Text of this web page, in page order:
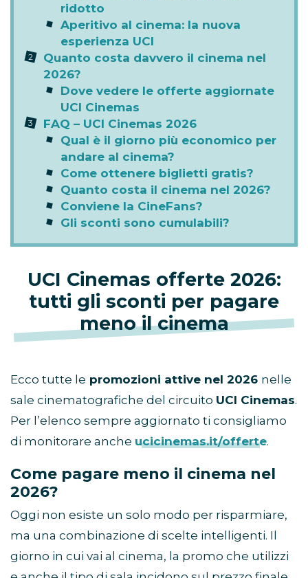
ridotto
Aperitivo al cinema: la nuova
esperienza UCI
Quanto costa davvero il cinema nel
2026?
Dove vedere le offerte aggiornate
UCI Cinemas
FAQ – UCI Cinemas 2026
Qual è il giorno più economico per
andare al cinema?
Come ottenere biglietti gratis?
Quanto costa il cinema nel 2026?
Conviene la CineFans?
Gli sconti sono cumulabili?
UCI Cinemas offerte 2026:
tutti gli sconti per pagare
meno il cinema
Ecco tutte le promozioni attive nel 2026 nelle
sale cinematografiche del circuito UCI Cinemas.
Per l’elenco sempre aggiornato ti consigliamo
di monitorare anche ucicinemas.it/offerte.
Come pagare meno il cinema nel
2026?
Oggi non esiste un solo modo per risparmiare,
ma una combinazione di scelte intelligenti. Il
giorno in cui vai al cinema, la promo che utilizzi